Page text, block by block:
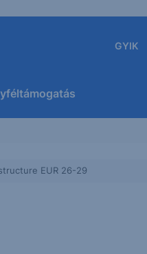
GYIK
EUR 26-29